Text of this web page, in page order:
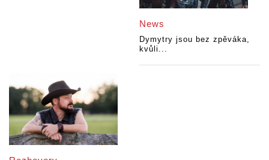
News
Dymytry jsou bez zpěváka,
kvůli...